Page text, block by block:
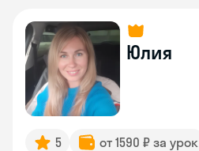
Юлия
5 от 1590 ₽ за урок